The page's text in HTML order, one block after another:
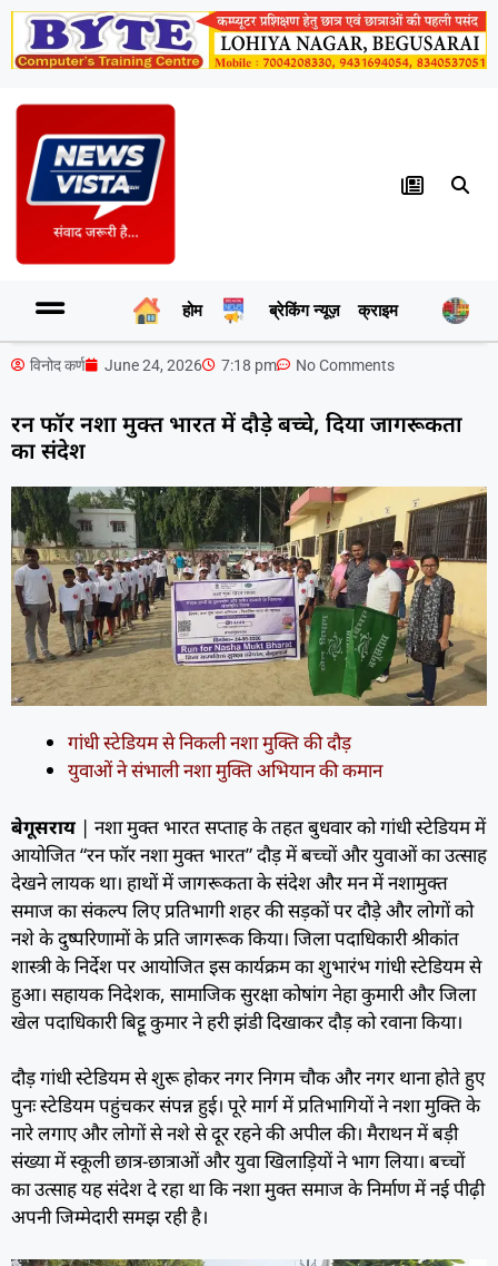
होम ब्रेकिंग न्यूज़ क्राइम
विनोद कर्ण June 24, 2026 7:18 pm No Comments
रन फॉर नशा मुक्त भारत में दौड़े बच्चे, दिया जागरूकता
का संदेश
गांधी स्टेडियम से निकली नशा मुक्ति की दौड़
युवाओं ने संभाली नशा मुक्ति अभियान की कमान
बेगूसराय | नशा मुक्त भारत सप्ताह के तहत बुधवार को गांधी स्टेडियम में
आयोजित “रन फॉर नशा मुक्त भारत” दौड़ में बच्चों और युवाओं का उत्साह
देखने लायक था। हाथों में जागरूकता के संदेश और मन में नशामुक्त
समाज का संकल्प लिए प्रतिभागी शहर की सड़कों पर दौड़े और लोगों को
नशे के दुष्परिणामों के प्रति जागरूक किया। जिला पदाधिकारी श्रीकांत
शास्त्री के निर्देश पर आयोजित इस कार्यक्रम का शुभारंभ गांधी स्टेडियम से
हुआ। सहायक निदेशक, सामाजिक सुरक्षा कोषांग नेहा कुमारी और जिला
खेल पदाधिकारी बिट्टू कुमार ने हरी झंडी दिखाकर दौड़ को रवाना किया।
दौड़ गांधी स्टेडियम से शुरू होकर नगर निगम चौक और नगर थाना होते हुए
पुनः स्टेडियम पहुंचकर संपन्न हुई। पूरे मार्ग में प्रतिभागियों ने नशा मुक्ति के
नारे लगाए और लोगों से नशे से दूर रहने की अपील की। मैराथन में बड़ी
संख्या में स्कूली छात्र-छात्राओं और युवा खिलाड़ियों ने भाग लिया। बच्चों
का उत्साह यह संदेश दे रहा था कि नशा मुक्त समाज के निर्माण में नई पीढ़ी
अपनी जिम्मेदारी समझ रही है।